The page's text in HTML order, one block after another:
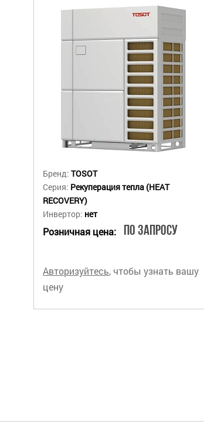
Бренд: TOSOT
Серия: Рекуперация тепла (HEAT
RECOVERY)
Инвертор: нет
Розничная цена: По запросу
Авторизуйтесь, чтобы узнать вашу
цену